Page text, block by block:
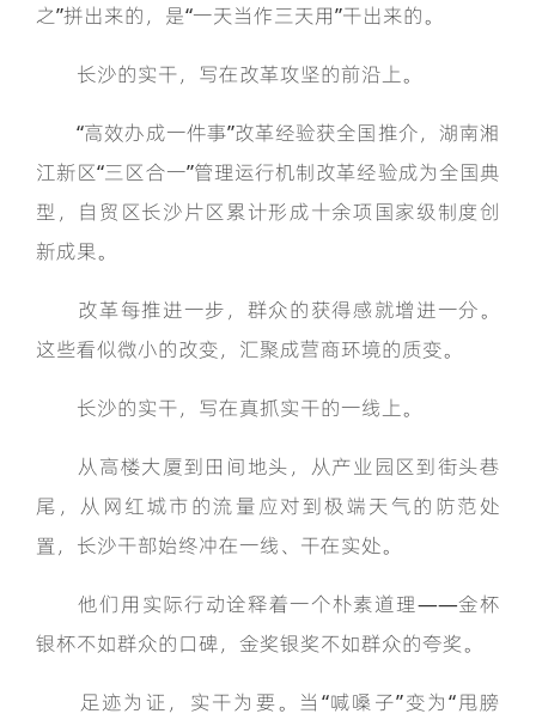
之”拼出来的，是“一天当作三天用”干出来的。
长沙的实干，写在改革攻坚的前沿上。
“高效办成一件事”改革经验获全国推介，湖南湘
江新区“三区合一”管理运行机制改革经验成为全国典
型，自贸区长沙片区累计形成十余项国家级制度创
新成果。
改革每推进一步，群众的获得感就增进一分。
这些看似微小的改变，汇聚成营商环境的质变。
长沙的实干，写在真抓实干的一线上。
从高楼大厦到田间地头，从产业园区到街头巷
尾，从网红城市的流量应对到极端天气的防范处
置，长沙干部始终冲在一线、干在实处。
他们用实际行动诠释着一个朴素道理——金杯
银杯不如群众的口碑，金奖银奖不如群众的夸奖。
足迹为证，实干为要。当“喊嗓子”变为“甩膀